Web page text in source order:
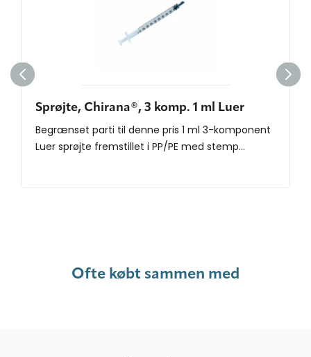
Sprøjte, Chirana®, 3 komp. 1 ml Luer
Begrænset parti til denne pris 1 ml 3-komponent
Luer sprøjte fremstillet i PP/PE med stemp...
Ofte købt sammen med